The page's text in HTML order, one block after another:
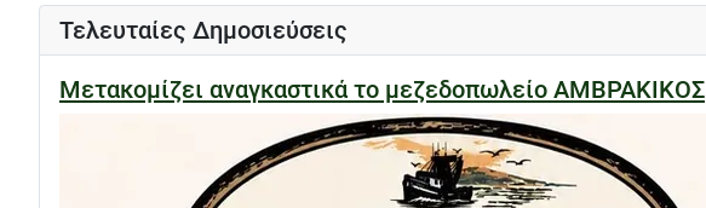
Τελευταίες Δημοσιεύσεις
Μετακομίζει αναγκαστικά το μεζεδοπωλείο ΑΜΒΡΑΚΙΚΟΣ